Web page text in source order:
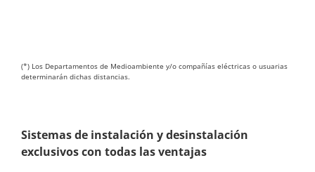
(*) Los Departamentos de Medioambiente y/o compañías eléctricas o usuarias
determinarán dichas distancias.
Sistemas de instalación y desinstalación
exclusivos con todas las ventajas